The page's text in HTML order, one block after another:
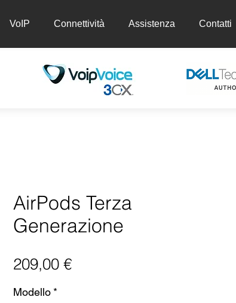
Connettività Assistenza
VoIP Connettività Assistenza Contatti
AirPods Terza
Generazione
209,00 €Prezzo
Modello *